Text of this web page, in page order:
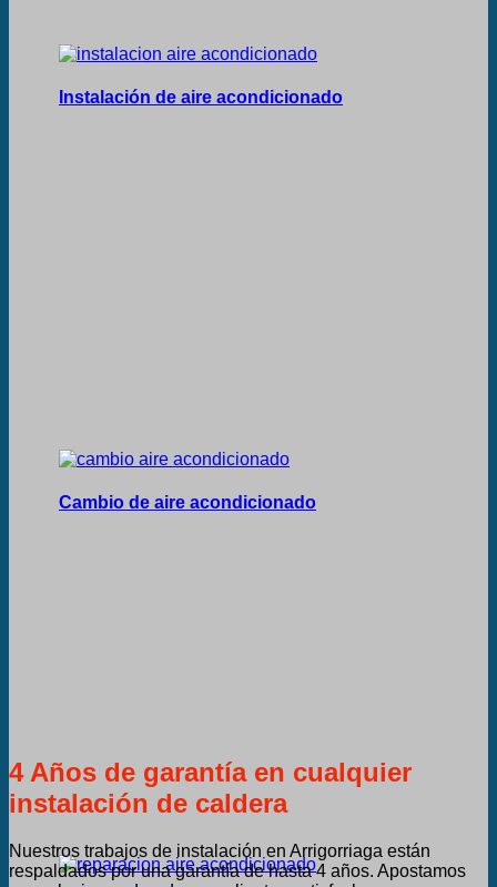
Instalación de aire acondicionado
Cambio de aire acondicionado
4 Años de garantía en cualquier
instalación de caldera
Nuestros trabajos de instalación en Arrigorriaga están
respaldados por una garantía de hasta 4 años. Apostamos